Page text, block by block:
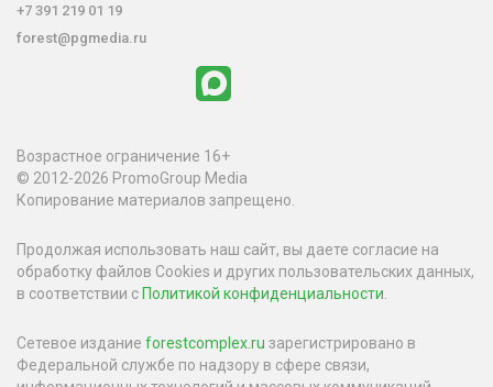
+7 391 219 01 19
forest@pgmedia.ru
Возрастное ограничение 16+
© 2012-2026 PromoGroup Media
Копирование материалов запрещено.
Продолжая использовать наш сайт, вы даете согласие на
обработку файлов Cookies и других пользовательских данных,
в соответствии сПолитикой конфиденциальности
Сетевое издание forestcomplex.ru зарегистрировано в
Федеральной службе по надзору в сфере связи,